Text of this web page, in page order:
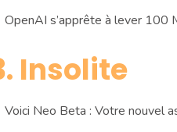
OpenAI s’apprête à lever 100
Insolite
Voici Neo Beta : Votre nouvel